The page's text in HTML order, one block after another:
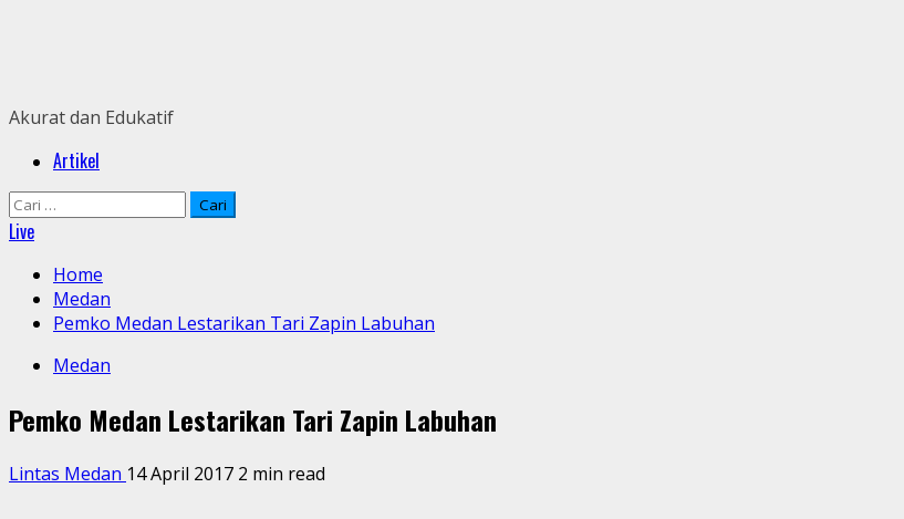
Akurat dan Edukatif
PrimaryArtikel
Cari
untuk:
Live
Home
Medan
Pemko Medan Lestarikan Tari Zapin Labuhan
Medan
Pemko Medan Lestarikan Tari Zapin Labuhan
Lintas Medan 14 April 2017 2 min read